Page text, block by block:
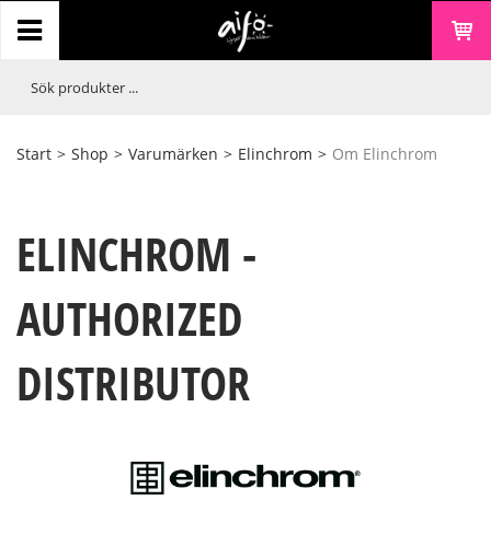
Start > Shop > Varumärken > Elinchrom > Om Elinchrom
ELINCHROM -
AUTHORIZED
DISTRIBUTOR